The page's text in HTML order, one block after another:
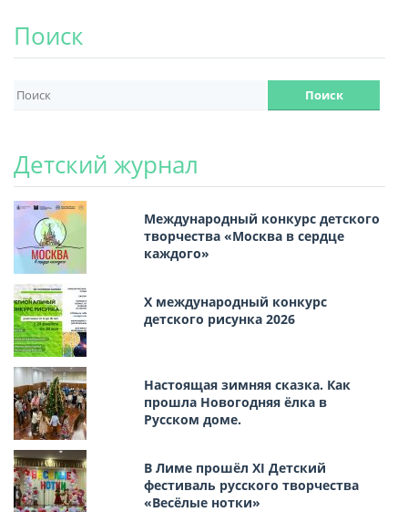
Поиск
Детский журнал
Международный конкурс детского
творчества «Москва в сердце
каждого»
Х международный конкурс
детского рисунка 2026
Настоящая зимняя сказка. Как
прошла Новогодняя ёлка в
Русском доме.
В Лиме прошёл XI Детский
фестиваль русского творчества
«Весёлые нотки»